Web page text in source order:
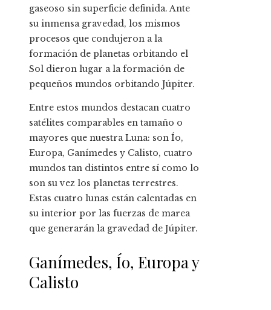
gaseoso sin superficie definida. Ante
su inmensa gravedad, los mismos
procesos que condujeron a la
formación de planetas orbitando el
Sol dieron lugar a la formación de
pequeños mundos orbitando Júpiter.
Entre estos mundos destacan cuatro
satélites comparables en tamaño o
mayores que nuestra Luna: son Ío,
Europa, Ganímedes y Calisto, cuatro
mundos tan distintos entre sí como lo
son su vez los planetas terrestres.
Estas cuatro lunas están calentadas en
su interior por las fuerzas de marea
que generarán la gravedad de Júpiter.
Ganímedes, Ío, Europa y
Calisto